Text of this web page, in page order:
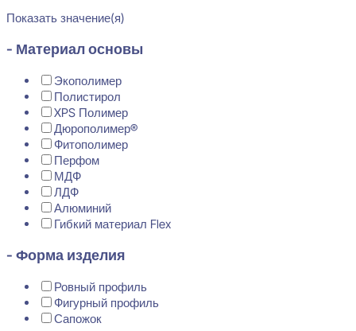
Показать значение(я)
- Материал основы
Экополимер
Полистирол
XPS Полимер
Дюрополимер®
Фитополимер
Перфом
МДФ
ЛДФ
Алюминий
Гибкий материал Flex
- Форма изделия
Ровный профиль
Фигурный профиль
Сапожок